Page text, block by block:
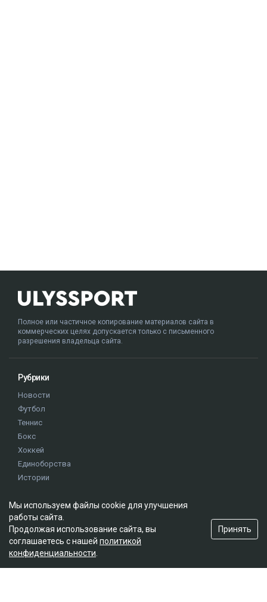
Полное или частичное копирование материалов сайта в
коммерческих целях допускается только с письменного
разрешения владельца сайта.
Рубрики
Новости
Футбол
Теннис
Бокс
Хоккей
Единоборства
Истории
Редакция
О проекте
Правила сайта
Реклама на сайте
Мы используем файлы cookie для улучшения
работы сайта.
Продолжая использование сайта, вы
соглашаетесь с нашей политикой
конфиденциальности
Принять